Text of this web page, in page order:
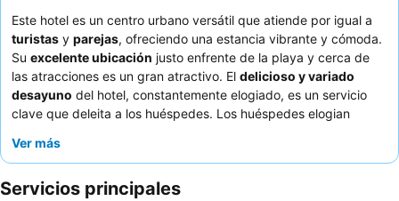
Este hotel es un centro urbano versátil que atiende por igual a
turistas y parejas, ofreciendo una estancia vibrante y cómoda.
Su excelente ubicación justo enfrente de la playa y cerca de
las atracciones es un gran atractivo. El delicioso y variado
desayuno del hotel, constantemente elogiado, es un servicio
clave que deleita a los huéspedes. Los huéspedes elogian
desayuno que cambian a diario. Para una estancia más
concurrido paseo marítimo.
Ver más
Servicios principales